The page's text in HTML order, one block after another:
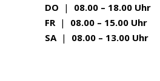
DO | 08.00 – 18.00 Uhr
FR | 08.00 – 15.00 Uhr
SA | 08.00 – 13.00 Uhr